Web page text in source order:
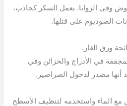
وفي الزوايا. يعمل السكر كجاذب،
الصوديوم على قتلها.
ورق الغار.
في الأدراج والخزائن وفي
أنها مصدر لدخول الصراصير.
مع الماء واستخدمه لتنظيف الأسطح